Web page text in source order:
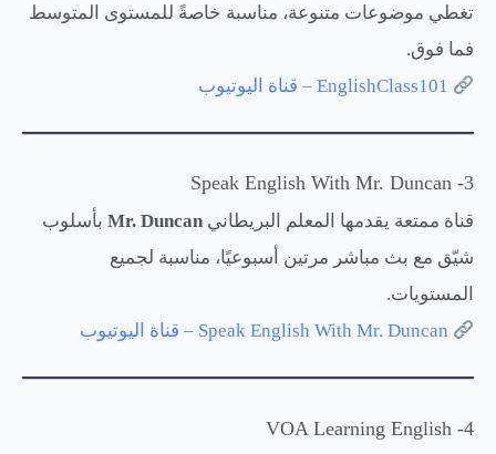
تغطي موضوعات متنوعة، مناسبة خاصةً للمستوى المتوسط
فما فوق.
EnglishClass101 – قناة اليوتيوب
3- Speak English With Mr. Duncan
قناة ممتعة يقدمها المعلم البريطاني Mr. Duncan بأسلوب
شيّق مع بث مباشر مرتين أسبوعيًا، مناسبة لجميع
المستويات.
Speak English With Mr. Duncan – قناة اليوتيوب
4- VOA Learning English